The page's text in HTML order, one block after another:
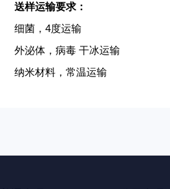
送样运输要求：
细菌， 4度运输
外泌体，病毒 干冰运输
纳米材料，常温运输